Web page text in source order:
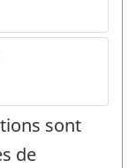
sont
de